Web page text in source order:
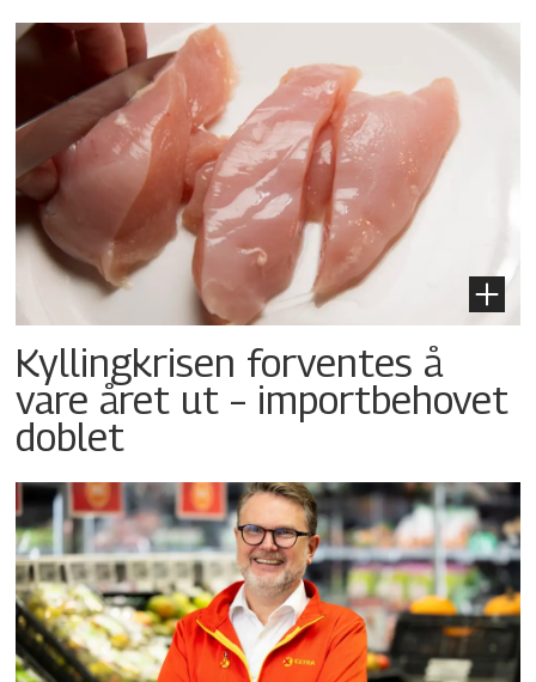
Kyllingkrisen forventes å
vare året ut – importbehovet
doblet